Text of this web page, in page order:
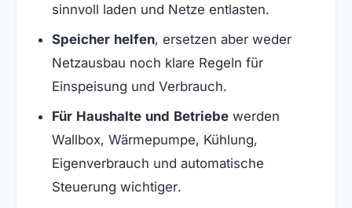
sinnvoll laden und Netze entlasten.
Speicher helfen, ersetzen aber weder
Netzausbau noch klare Regeln für
Einspeisung und Verbrauch.
Für Haushalte und Betriebewerden
Wallbox, Wärmepumpe, Kühlung,
Eigenverbrauch und automatische
Steuerung wichtiger.